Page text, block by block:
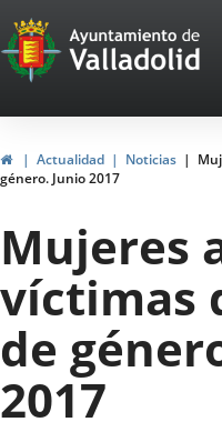
Portal
Web
del
de
Valladolid
InicioActualidad Noticias
género. Junio 2017
Mujeres
víctimas
de
2017